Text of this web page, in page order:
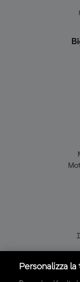
Personalizza